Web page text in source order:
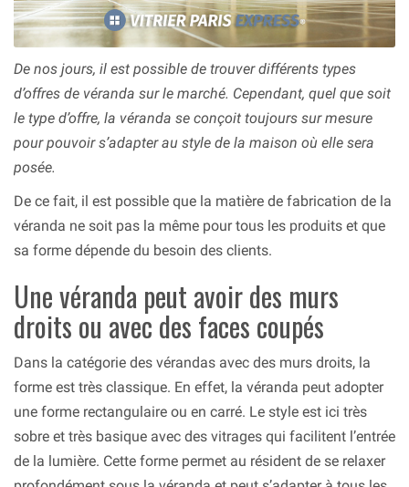
De nos jours, il est possible de trouver différents types
d’offres de véranda sur le marché. Cependant, quel que soit
le type d’offre, la véranda se conçoit toujours sur mesure
pour pouvoir s’adapter au style de la maison où elle sera
posée.
De ce fait, il est possible que la matière de fabrication de la
véranda ne soit pas la même pour tous les produits et que
sa forme dépende du besoin des clients.
Une véranda peut avoir des murs
droits ou avec des faces coupés
Dans la catégorie des vérandas avec des murs droits, la
forme est très classique. En effet, la véranda peut adopter
une forme rectangulaire ou en carré. Le style est ici très
sobre et très basique avec des vitrages qui facilitent l’entrée
de la lumière. Cette forme permet au résident de se relaxer